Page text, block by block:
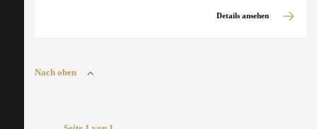
Details ansehen
Nach oben